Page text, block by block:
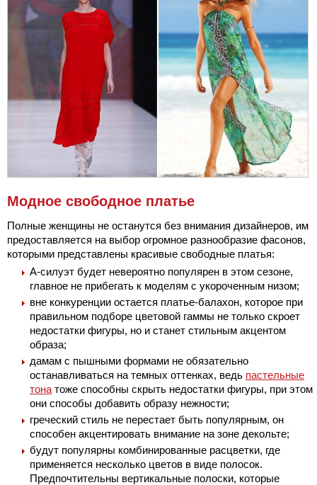
Модное свободное платье
Полные женщины не останутся без внимания дизайнеров, им
предоставляется на выбор огромное разнообразие фасонов,
которыми представлены красивые свободные платья:
А-силуэт будет невероятно популярен в этом сезоне,
главное не прибегать к моделям с укороченным низом;
вне конкуренции остается платье-балахон, которое при
правильном подборе цветовой гаммы не только скроет
недостатки фигуры, но и станет стильным акцентом
образа;
дамам с пышными формами не обязательно
останавливаться на темных оттенках, ведь пастельные
тона тоже способны скрыть недостатки фигуры, при этом
они способы добавить образу нежности;
греческий стиль не перестает быть популярным, он
способен акцентировать внимание на зоне декольте;
будут популярны комбинированные расцветки, где
применяется несколько цветов в виде полосок.
Предпочтительны вертикальные полоски, которые